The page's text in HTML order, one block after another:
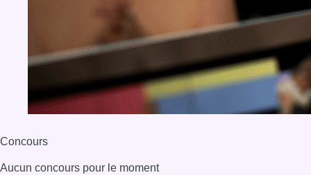
Concours
Aucun concours pour le moment